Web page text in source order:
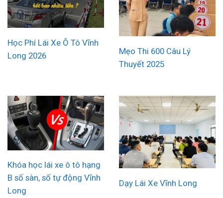
Học Phí Lái Xe Ô Tô Vĩnh
Long 2026
Mẹo Thi 600 Câu Lý
Thuyết 2025
Khóa học lái xe ô tô hạng
B số sàn, số tự động Vĩnh
Long
Dạy Lái Xe Vĩnh Long